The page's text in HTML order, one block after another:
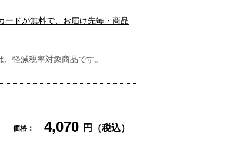
ードが無料で、お届け先毎・商品
軽減税率対象商品です。
価格： 4,070 円（税込）